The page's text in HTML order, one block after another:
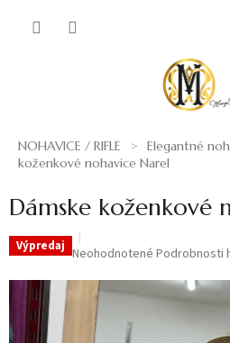
NOHAVICE / RIFLE Elegantné
koženkové nohavice Narel
Dámske koženkové
Výpredaj Priemerné
produktu
Neohodnotené Podrobnosti